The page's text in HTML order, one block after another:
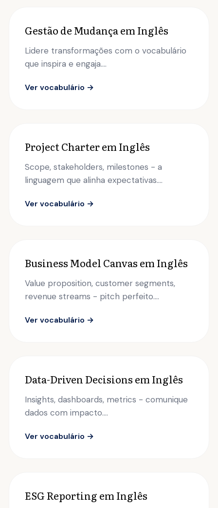
Gestão de Mudança em Inglês
Lidere transformações com o vocabulário
que inspira e engaja....
Ver vocabulário →
Project Charter em Inglês
Scope, stakeholders, milestones - a
linguagem que alinha expectativas....
Ver vocabulário →
Business Model Canvas em Inglês
Value proposition, customer segments,
revenue streams - pitch perfeito....
Ver vocabulário →
Data-Driven Decisions em Inglês
Insights, dashboards, metrics - comunique
dados com impacto....
Ver vocabulário →
ESG Reporting em Inglês